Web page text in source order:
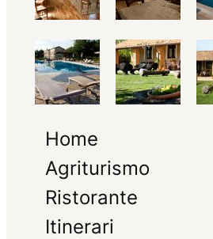
Home
Agriturismo
Ristorante
Itinerari